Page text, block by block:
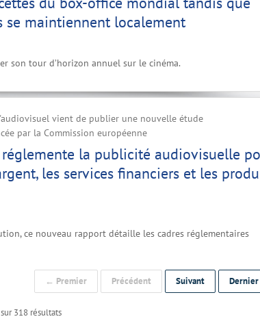
se maintiennent localement
son tour d’horizon annuel sur le cinéma.
vient de publier une nouvelle étude
par la Commission européenne
la publicité audiovisuelle
les services financiers et les
ce nouveau rapport détaille les cadres réglementaires
318 résultats
← Premier Précédent Suivant